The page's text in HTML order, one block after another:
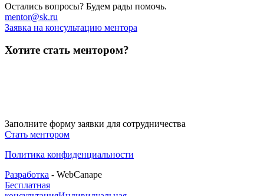
Остались вопросы? Будем рады помочь.
mentor@sk.ru
Заявка на консультацию ментора
Хотите стать ментором?
Заполните форму заявки для сотрудничества
Стать ментором
Политика конфиденциальности
Разработка - WebCanape
Бесплатная